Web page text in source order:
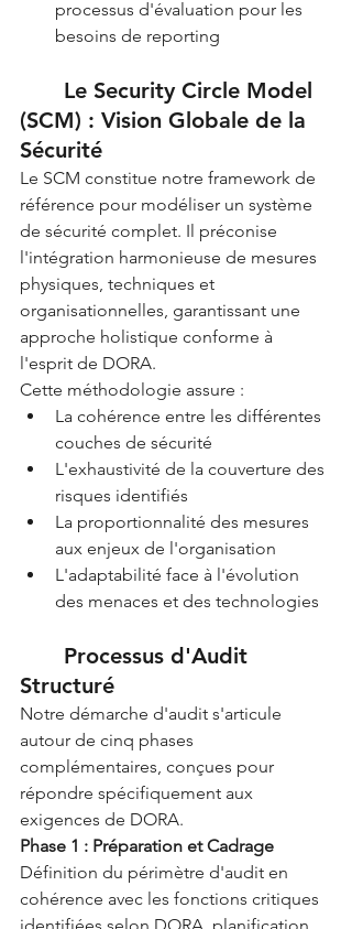
processus d'évaluation pour les
besoins de reporting
(SCM) : Vision Globale de la
Sécurité
Le SCM constitue notre framework de
référence pour modéliser un système
de sécurité complet. Il préconise
l'intégration harmonieuse de mesures
physiques, techniques et
organisationnelles, garantissant une
approche holistique conforme à
l'esprit de DORA.
Cette méthodologie assure :
La cohérence entre les différentes
couches de sécurité
L'exhaustivité de la couverture des
risques identifiés
La proportionnalité des mesures
aux enjeux de l'organisation
L'adaptabilité face à l'évolution
des menaces et des technologies
Structuré
Notre démarche d'audit s'articule
autour de cinq phases
complémentaires, conçues pour
répondre spécifiquement aux
exigences de DORA.
Phase 1 : Préparation et Cadrage
Définition du périmètre d'audit en
cohérence avec les fonctions critiques